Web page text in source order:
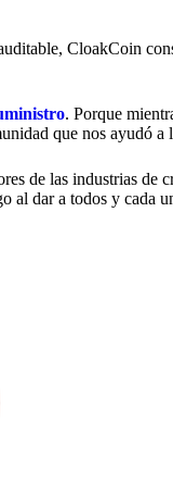
CloakCoin
. Porque
que nos ayudó a
de las industrias
al dar a todos y cada